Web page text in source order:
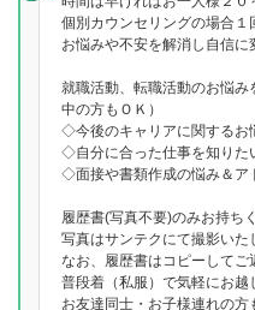
個別カウンセリングの場合
お悩みや不安を解消し自信に
就職活動、転職活動のお悩
中の方もＯＫ）
◇今後のキャリアに関するお
◇自分に合った仕事を知りた
◇面接や書類作成の悩み＆ア
履歴書(写真不要)のみお持ち
写真はサンテクにて撮影いた
なお、履歴書はコピーしてご
普段着（私服）で気軽にお越
お友達同士・お子様連れの方